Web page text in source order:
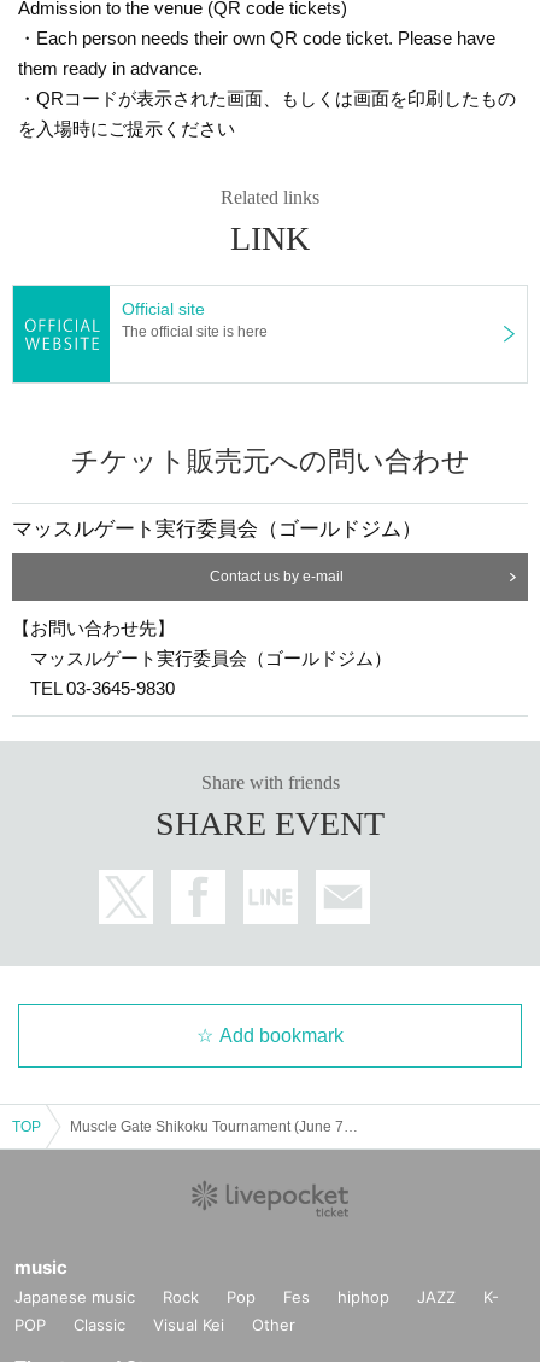
Admission to the venue (QR code tickets)
・Each person needs their own QR code ticket. Please have
them ready in advance.
・QRコードが表示された画面、もしくは画面を印刷したもの
を入場時にご提示ください
Related links
LINK
Official site
The official site is here
チケット販売元への問い合わせ
マッスルゲート実行委員会（ゴールドジム）
Contact us by e-mail
【お問い合わせ先】
マッスルゲート実行委員会（ゴールドジム）
TEL 03-3645-9830
Share with friends
SHARE EVENT
Add bookmark
TOP
music
Japanese music Rock Pop Fes hiphop JAZZ
K-
POP
Classic Visual Kei Other